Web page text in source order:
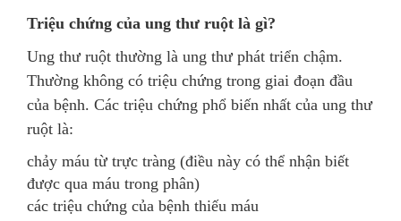
Triệu chứng của ung thư ruột là gì?
Ung thư ruột thường là ung thư phát triển chậm.
Thường không có triệu chứng trong giai đoạn đầu
của bệnh. Các triệu chứng phổ biến nhất của ung thư
ruột là:
chảy máu từ trực tràng (điều này có thể nhận biết
được qua máu trong phân)
các triệu chứng của bệnh thiếu máu